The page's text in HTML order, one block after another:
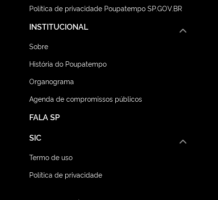
Política de privacidade Poupatempo SP.GOV.BR
FALA SP
INSTITUCIONAL
Sobre
História do Poupatempo
Organograma
Agenda de compromissos públicos
SIC
Termo de uso
Política de privacidade